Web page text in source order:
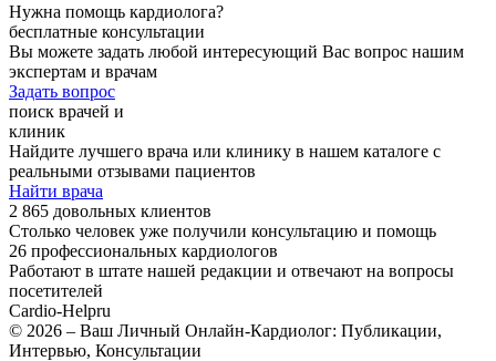
Нужна помощь кардиолога?
бесплатные консультации
Вы можете задать любой интересующий Вас вопрос нашим
экспертам и врачам
Задать вопрос
поиск врачей и
клиник
Найдите лучшего врача или клинику в нашем каталоге с
реальными отзывами пациентов
Найти врача
2 865 довольных клиентов
Столько человек уже получили консультацию и помощь
26 профессиональных кардиологов
Работают в штате нашей редакции и отвечают на вопросы
посетителей
Cardio-Helpru
© 2026 – Ваш Личный Онлайн-Кардиолог: Публикации,
Интервью, Консультации